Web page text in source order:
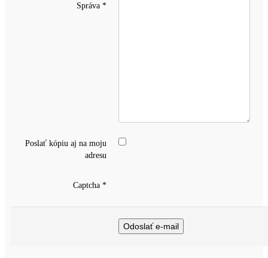
Správa *
Poslať kópiu aj na moju
adresu
Captcha *
Odoslať e-mail